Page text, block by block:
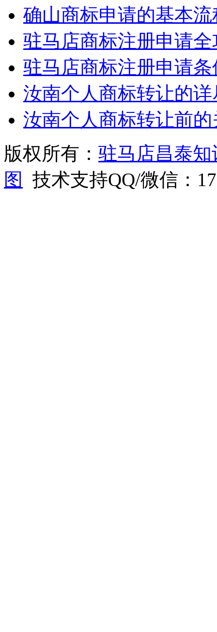
确山商标申请的基本流
驻马店商标注册申请全
驻马店商标注册申请
汝南个人商标转让的
汝南个人商标转让前
版权所有： 驻马店昌泰
图
技术支持QQ/微信：